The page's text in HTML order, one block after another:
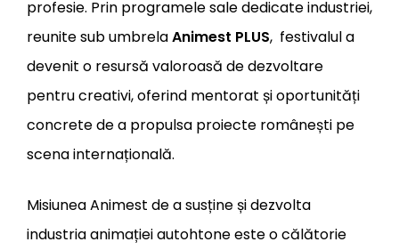
profesie. Prin programele sale dedicate industriei,
reunite sub umbrelaAnimest PLUS, festivalul a
devenit o resursă valoroasă de dezvoltare
pentru creativi, oferind mentorat și oportunități
concrete de a propulsa proiecte românești pe
scena internațională.
Misiunea Animest de a susține și dezvolta
industria animației autohtone este o călătorie